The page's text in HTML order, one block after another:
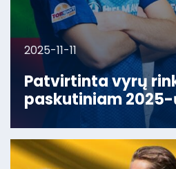
2025-11-11
Patvirtinta vyrų
paskutiniam